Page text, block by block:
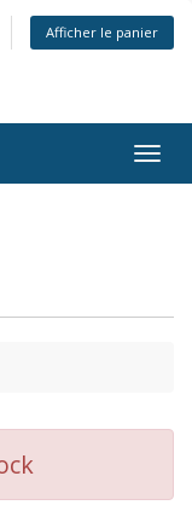
Afficher le panier